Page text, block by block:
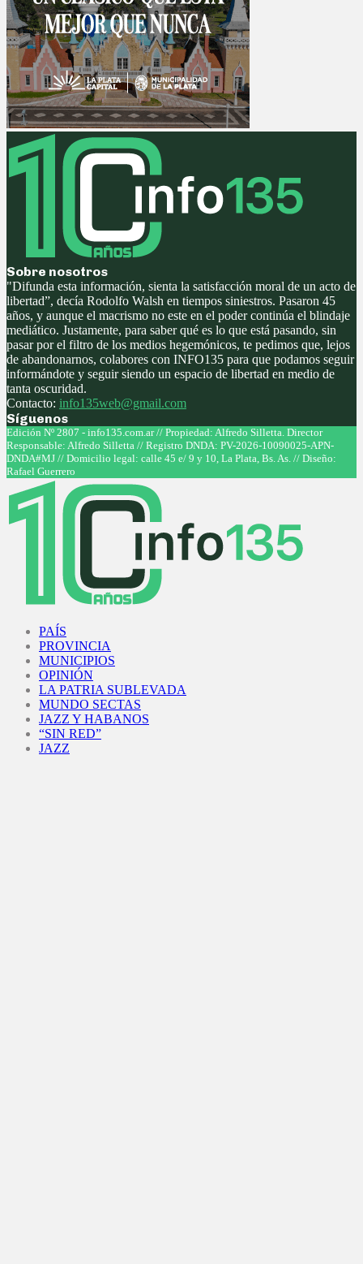
Sobre nosotros
"Difunda esta información, sienta la satisfacción moral de un acto de
libertad”, decía Rodolfo Walsh en tiempos siniestros. Pasaron 45
años, y aunque el macrismo no este en el poder continúa el blindaje
mediático. Justamente, para saber qué es lo que está pasando, sin
pasar por el filtro de los medios hegemónicos, te pedimos que, lejos
de abandonarnos, colabores con INFO135 para que podamos seguir
informándote y seguir siendo un espacio de libertad en medio de
tanta oscuridad.
Contacto: info135web@gmail.com
Síguenos
Facebook
Twitter
Instagram
Youtube
Edición Nº 2807 - info135.com.ar // Propiedad: Alfredo Silletta. Director
Responsable: Alfredo Silletta // Registro DNDA: PV-2026-10090025-APN-
DNDA#MJ // Domicilio legal: calle 45 e/ 9 y 10, La Plata, Bs. As. // Diseño:
Rafael Guerrero
PAÍS
PROVINCIA
MUNICIPIOS
OPINIÓN
LA PATRIA SUBLEVADA
MUNDO SECTAS
JAZZ Y HABANOS
“SIN RED”
JAZZ